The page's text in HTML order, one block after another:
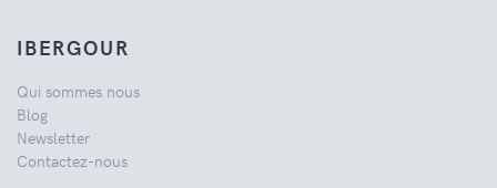
IBERGOUR
Qui sommes nous
Blog
Newsletter
Contactez-nous